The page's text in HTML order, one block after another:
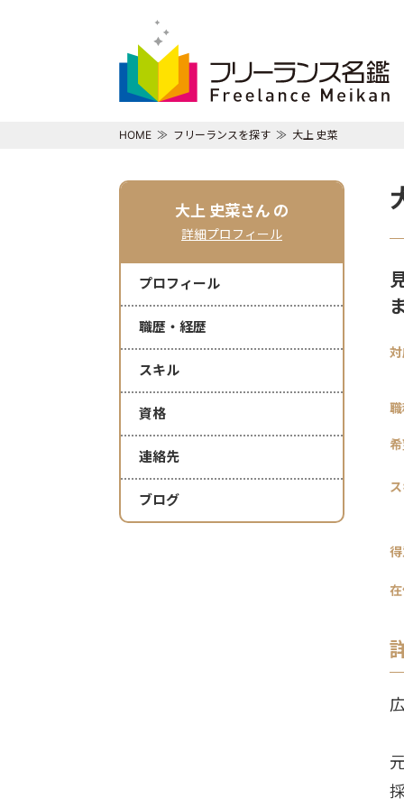
HOME フリーランスを探す 大上 史菜
大上 史菜さん の
詳細プロフィール
プロフィール
職歴・経歴
スキル
資格
連絡先
ブログ